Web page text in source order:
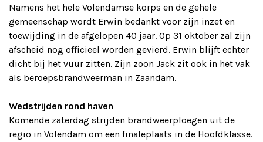
Namens het hele Volendamse korps en de gehele
gemeenschap wordt Erwin bedankt voor zijn inzet en
toewijding in de afgelopen 40 jaar. Op 31 oktober zal zijn
afscheid nog officieel worden gevierd. Erwin blijft echter
dicht bij het vuur zitten. Zijn zoon Jack zit ook in het vak
als beroepsbrandweerman in Zaandam.
Wedstrijden rond haven
Komende zaterdag strijden brandweerploegen uit de
regio in Volendam om een finaleplaats in de Hoofdklasse.